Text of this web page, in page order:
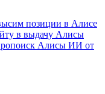
позиции в Алисе
в выдачу Алисы
Алисы ИИ от